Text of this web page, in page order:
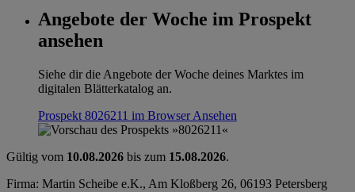
Angebote der Woche im Prospekt
ansehen
Siehe dir die Angebote der Woche deines Marktes im
digitalen Blätterkatalog an.
Prospekt 8026211 im BrowserAnsehen
Gültig vom 10.08.2026 bis zum 15.08.2026.
Firma: Martin Scheibe e.K., Am Kloßberg 26, 06193 Petersberg